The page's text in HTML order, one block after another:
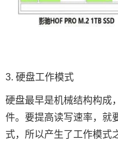
3. 硬盘工作模式
硬盘最早是机械结构构成
件。要提高读写速率，就
式，所以产生了工作模式